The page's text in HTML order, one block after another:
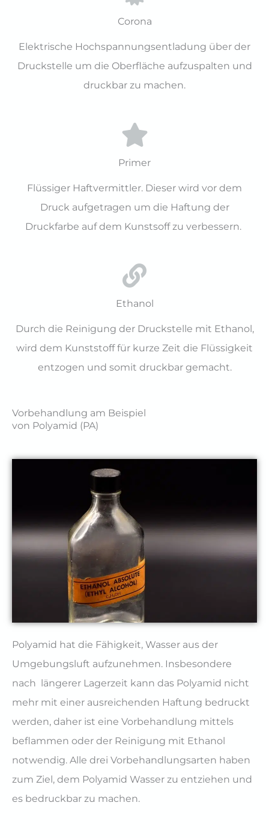
Corona
Elektrische Hochspannungsentladung über der
Druckstelle um die Oberfläche aufzuspalten und
druckbar zu machen.
Primer
Flüssiger Haftvermittler. Dieser wird vor dem
Druck aufgetragen um die Haftung der
Druckfarbe auf dem Kunstsoff zu verbessern.
Ethanol
Durch die Reinigung der Druckstelle mit Ethanol,
wird dem Kunststoff für kurze Zeit die Flüssigkeit
entzogen und somit druckbar gemacht.
Vorbehandlung am Beispiel
von Polyamid (PA)
Polyamid hat die Fähigkeit, Wasser aus der
Umgebungsluft aufzunehmen. Insbesondere
nach längerer Lagerzeit kann das Polyamid nicht
mehr mit einer ausreichenden Haftung bedruckt
werden, daher ist eine Vorbehandlung mittels
beflammen oder der Reinigung mit Ethanol
notwendig. Alle drei Vorbehandlungsarten haben
zum Ziel, dem Polyamid Wasser zu entziehen und
es bedruckbar zu machen.